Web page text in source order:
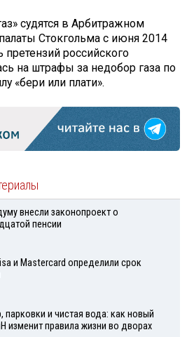
судятся в Арбитражном
Стокгольма с июня 2014
претензий российского
на штрафы за недобор газа по
«бери или плати».
внесли законопроект о
пенсии
и Mastercard определили срок
парковки и чистая вода: как новый
изменит правила жизни во дворах